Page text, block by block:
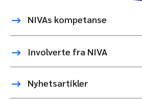
NIVAs kompetanse
Involverte fra NIVA
Nyhetsartikler